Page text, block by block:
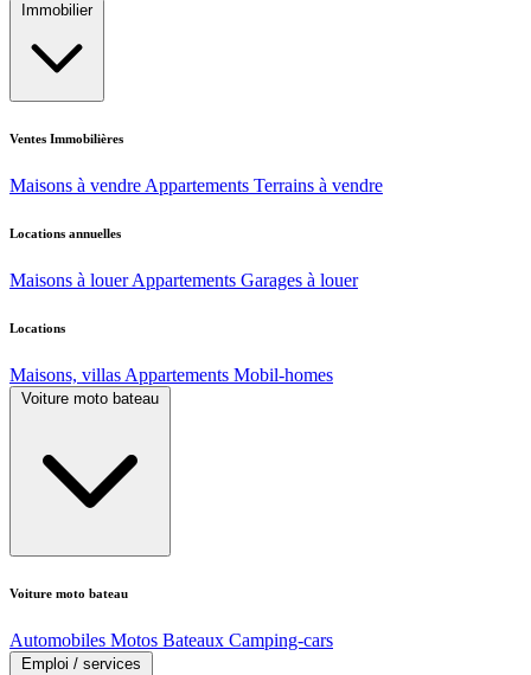
Immobilier
Ventes Immobilières
Maisons à vendre Appartements Terrains à vendre
Locations annuelles
Maisons à louer Appartements Garages à louer
Locations
Maisons, villas Appartements Mobil-homes
Voiture moto bateau
Voiture moto bateau
Automobiles Motos Bateaux Camping-cars
Emploi / services